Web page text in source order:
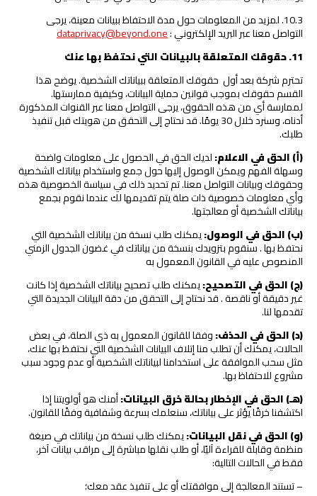
10.3. لمزيد من المعلومات حول مدة الاحتفاظ ببيانات معينة، يرجى
التواصل معنا عبر البريد الإلكتروني :dataprivacy@beyond.one
11
.حقوقك المتعلقة بالبيانات التي نحتفظ بها عنك
تحترم شركة بعد أول حقوقك المتعلقة ببياناتك الشخصية. يوضح هذا
القسم حقوقك بموجب قوانين حماية البيانات، وكيفية ممارستها.
لممارسة أي من هذه الحقوق، يرجى التواصل معنا عبر القنوات المذكورة
أدناه، وسنرد خلال 30 يومًا. قد نحتاج إلى التحقق من هويتك قبل تنفيذ
طلبك.
(أ) الحق في الاعلام:لديك الحق في الحصول على معلومات واضحة
وسهلة الفهم ويمكن الوصول إليها حول جمع واستخدام بياناتك الشخصية
وحقوقك وبيانات التواصل معنا. تم تحديد ذلك في سياسة الخصوصية هذه
وأي معلومات خصوصية ذات صلة يتم تقديمها لك عندما نقوم بجمع
بياناتك الشخصية أو معالجتها.
(ب) الحق في الوصول:يمكنك طلب نسخة من بياناتك الشخصية التي
نحتفظ بها . سنقوم بتزويدك بنسخة من بياناتك في غضون الجدول الزمني
المنصوص عليه في القانون المعمول به
(ج) الحق في التصحيح:يمكنك طلب تصحيح بياناتك الشخصية إذا كانت
غير دقيقة أو ناقصة . قد نحتاج إلى التحقق من دقة البيانات الجديدة التي
تقدمها لنا.
(د) الحق في الحذف:وفقا للقانون المعمول به ذي الصلة، في بعض
الحالات، يمكنك أن تطلب منا إتلاف البيانات الشخصية التي نحتفظ بها عنك،
مثل سحب الموافقة على استخدامنا لبياناتك الشخصية أو عدم وجود سبب
مشروع للاحتفاظ بها.
(هـ) الحق في الإخطار بحالة خرق البيانات:أمنك هو أولويتنا إذا
اكتشفنا خرقًا يؤثر على بياناتك، سنعلمك بسرعة وشفافية وفقًا للقانون.
(و) الحق في نقل البيانات:يمكنك طلب نسخة من بياناتك في صيغة
منظمة وقابلة للقراءة آليًا، أو طلب نقلها مباشرة إلى مراقب بيانات آخر،
فقط في الحالات التالية:
– تستند المعالجة إلى موافقتك أو على تنفيذ عقد معك؛